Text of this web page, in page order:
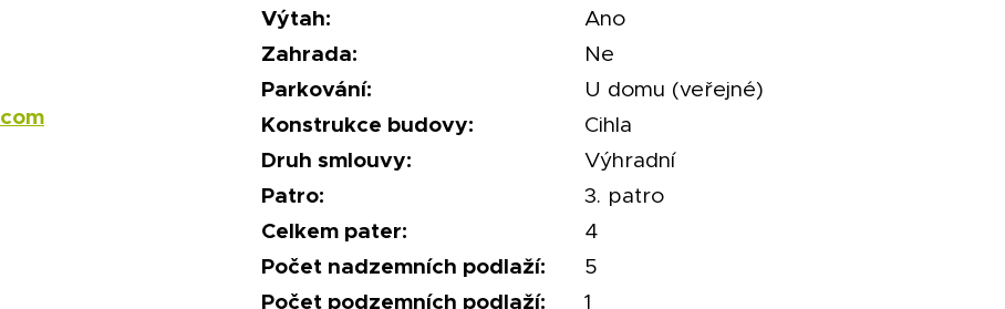
Výtah:
Ano
Zahrada:
Ne
Parkování:
U domu (veřejné)
Konstrukce budovy:
Cihla
Druh smlouvy:
Výhradní
Patro:
3. patro
Celkem pater:
4
Počet nadzemních podlaží:
5
Počet podzemních podlaží:
1